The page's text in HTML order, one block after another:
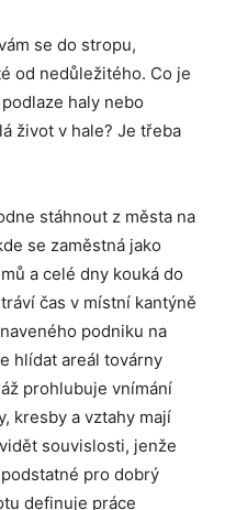
se do stropu,
od nedůležitého. Co je
haly nebo
život v hale? Je třeba
stáhnout z města na
se zaměstná jako
a celé dny kouká do
čas v místní kantýně
podniku na
hlídat areál továrny
prohlubuje vnímání
kresby a vztahy mají
souvislosti, jenže
pro dobrý
definuje práce